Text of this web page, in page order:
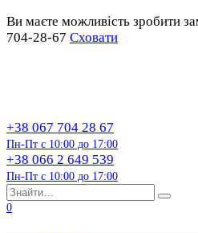
Ви маєте можливість зробити
704-28-67 Сховати
+38 067 704 28 67
Пн-Пт с 10:00 до 17:00
+38 066 2 649 539
Пн-Пт с 10:00 до 17:00
Пошук…
0